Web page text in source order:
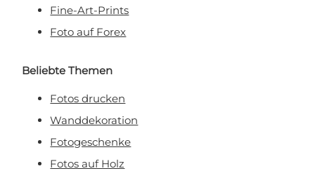
Fine-Art-Prints
Foto auf Forex
Beliebte Themen
Fotos drucken
Wanddekoration
Fotogeschenke
Fotos auf Holz